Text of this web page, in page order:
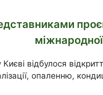
Києві відбулося
опаленню,